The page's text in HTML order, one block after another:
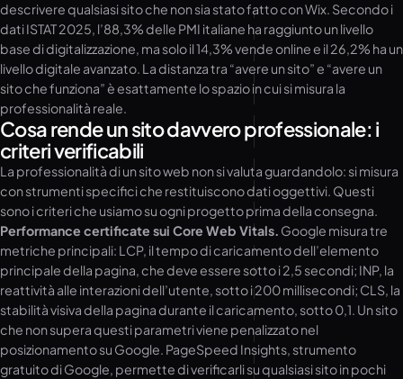
descrivere qualsiasi sito che non sia stato fatto con Wix. Secondo i
dati ISTAT 2025, l’88,3% delle PMI italiane ha raggiunto un livello
base di digitalizzazione, ma solo il 14,3% vende online e il 26,2% ha un
livello digitale avanzato. La distanza tra “avere un sito” e “avere un
sito che funziona” è esattamente lo spazio in cui si misura la
professionalità reale.
Cosa rende un sito davvero professionale: i
criteri verificabili
La professionalità di un sito web non si valuta guardandolo: si misura
con strumenti specifici che restituiscono dati oggettivi. Questi
sono i criteri che usiamo su ogni progetto prima della consegna.
Performance certificate sui Core Web Vitals. Google misura tre
metriche principali: LCP, il tempo di caricamento dell’elemento
principale della pagina, che deve essere sotto i 2,5 secondi; INP, la
reattività alle interazioni dell’utente, sotto i 200 millisecondi; CLS, la
stabilità visiva della pagina durante il caricamento, sotto 0,1. Un sito
che non supera questi parametri viene penalizzato nel
posizionamento su Google. PageSpeed Insights, strumento
gratuito di Google, permette di verificarli su qualsiasi sito in pochi